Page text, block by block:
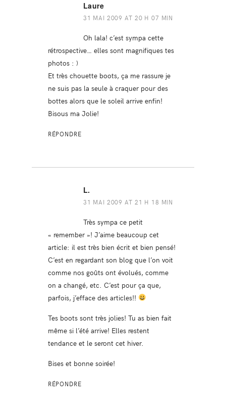
Laure
31 MAI 2009 AT 20 H 07 MIN
Oh lala! c’est sympa cette
rétrospective… elles sont magnifiques tes
photos : )
Et très chouette boots, ça me rassure je
ne suis pas la seule à craquer pour des
bottes alors que le soleil arrive enfin!
Bisous ma Jolie!
RÉPONDRE
L.
31 MAI 2009 AT 21 H 18 MIN
Très sympa ce petit
« remember »! J’aime beaucoup cet
article: il est très bien écrit et bien pensé!
C’est en regardant son blog que l’on voit
comme nos goûts ont évolués, comme
on a changé, etc. C’est pour ça que,
parfois, j’efface des articles!!
Tes boots sont très jolies! Tu as bien fait
même si l’été arrive! Elles restent
tendance et le seront cet hiver.
Bises et bonne soirée!
RÉPONDRE